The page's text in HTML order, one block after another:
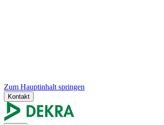
Zum Hauptinhalt springen
Kontakt